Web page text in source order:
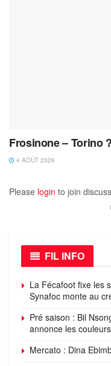
Frosinone – Torino
4 AOÛT 2026
Please login to join
FIL INFO
La Fécafoot fixe les
Synafoc monte au
Pré saison : Bil
annonce les couleurs
Mercato : Dina